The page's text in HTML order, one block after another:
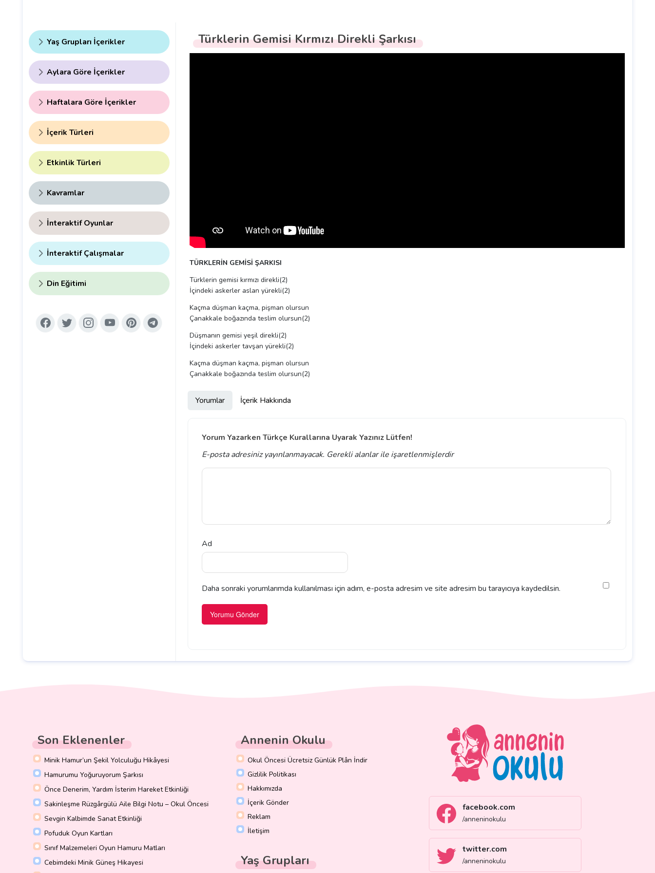
Yaş Grupları İçerikler
Aylara Göre İçerikler
Haftalara Göre İçerikler
İçerik Türleri
Etkinlik Türleri
Kavramlar
İnteraktif Oyunlar
İnteraktif Çalışmalar
Din Eğitimi
Türklerin Gemisi Kırmızı Direkli Şarkısı
TÜRKLERİN GEMİSİ ŞARKISI
Türklerin gemisi kırmızı direkli(2)
İçindeki askerler aslan yürekli(2)
Kaçma düşman kaçma, pişman olursun
Çanakkale boğazında teslim olursun(2)
Düşmanın gemisi yeşil direkli(2)
İçindeki askerler tavşan yürekli(2)
Kaçma düşman kaçma, pişman olursun
Çanakkale boğazında teslim olursun(2)
Yorumlar İçerik Hakkında
Yorum Yazarken Türkçe Kurallarına Uyarak Yazınız Lütfen!
E-posta adresiniz yayınlanmayacak. Gerekli alanlarile işaretlenmişlerdir
Ad
Daha sonraki yorumlarımda kullanılması için adım, e-posta adresim ve site adresim bu tarayıcıya kaydedilsin.
Son Eklenenler
Minik Hamur’un Şekil Yolculuğu Hikâyesi
Hamurumu Yoğuruyorum Şarkısı
Önce Denerim, Yardım İsterim Hareket Etkinliği
Sakinleşme Rüzgârgülü Aile Bilgi Notu – Okul Öncesi
Sevgin Kalbimde Sanat Etkinliği
Pofuduk Oyun Kartları
Sınıf Malzemeleri Oyun Hamuru Matları
Cebimdeki Minik Güneş Hikayesi
Annenin Okulu
Okul Öncesi Ücretsiz Günlük Plân İndir
Gizlilik Politikası
Hakkımızda
İçerik Gönder
Reklam
İletişim
Yaş Grupları
facebook.com
/anneninokulu
twitter.com
/anneninokulu